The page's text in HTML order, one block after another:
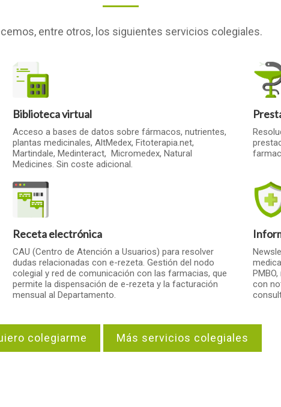
entre otros, los siguientes servicios colegiales.
Biblioteca virtual
Acceso a bases de datos sobre fármacos, nutrientes,
plantas medicinales, AltMedex, Fitoterapia.net,
Martindale, Medinteract, Micromedex, Natural
Medicines. Sin coste adicional.
Receta electrónica
CAU (Centro de Atención a Usuarios) para resolver
dudas relacionadas con e-rezeta. Gestión del nodo
colegial y red de comunicación con las farmacias, que
permite la dispensación de e-rezeta y la facturación
mensual al Departamento.
con
colegiarme Más servicios colegiales